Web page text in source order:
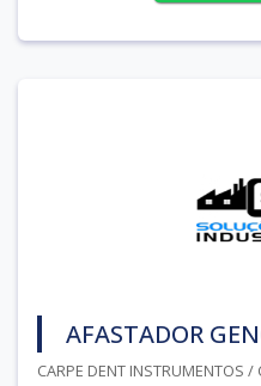
AFASTADOR
CARPE DENT INSTRUMENTOS /